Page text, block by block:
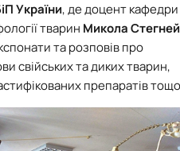
України, де доценткафедри
тварин Микола Стегней
та розповів про
свійських та диких тварин,
препаратів